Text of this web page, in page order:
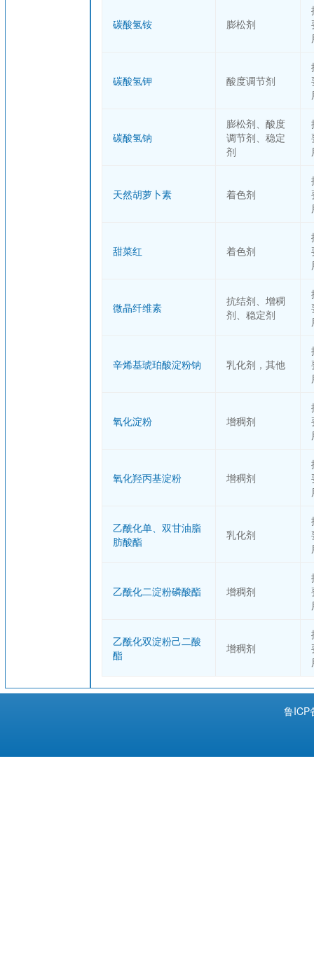
碳酸氢铵 膨松剂
碳酸氢钾 酸度调节剂
碳酸氢钠
膨松剂、酸度
调节剂、稳定
剂
天然胡萝卜素 着色剂
甜菜红 着色剂
微晶纤维素
抗结剂、增稠
剂、稳定剂
辛烯基琥珀酸淀粉钠 乳化剂，其他
氧化淀粉 增稠剂
氧化羟丙基淀粉 增稠剂
乙酰化单、双甘油脂
肪酸酯
乳化剂
乙酰化二淀粉磷酸酯 增稠剂
乙酰化双淀粉己二酸
酯
增稠剂
鲁ICP